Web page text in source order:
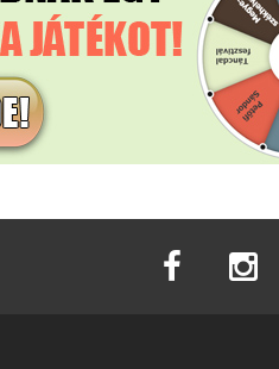
facebook